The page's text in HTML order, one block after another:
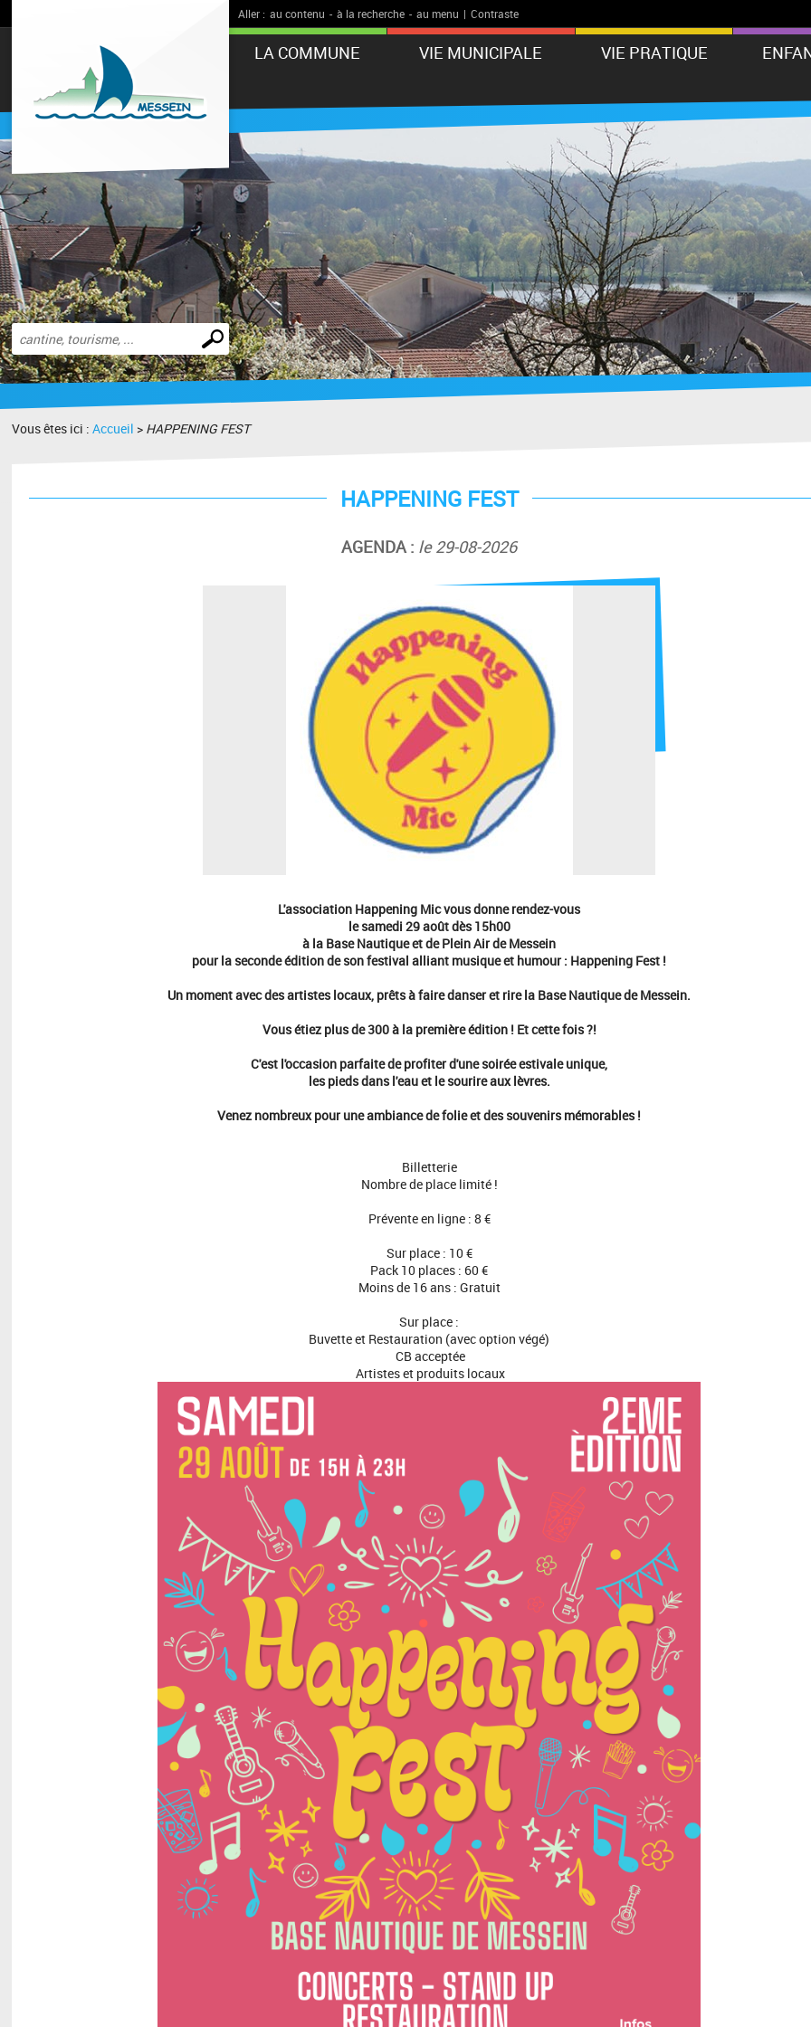
Aller : au contenu - à la recherche - au menu | Contraste
LA COMMUNE VIE MUNICIPALE VIE PRATIQUE
Effectuer
une
recherche
Vous êtes ici :Accueil > HAPPENING FEST
HAPPENING FEST
AGENDA : le 29-08-2026
L'association Happening Mic vous donne rendez-vous
le samedi 29 août dès 15h00
à la Base Nautique et de Plein Air de Messein
pour la seconde édition de son festival alliant musique et humour : Happening Fest !
Un moment avec des artistes locaux, prêts à faire danser et rire la Base Nautique de Messein.
Vous étiez plus de 300 à la première édition ! Et cette fois ?!
C'est l'occasion parfaite de profiter d'une soirée estivale unique,
les pieds dans l'eau et le sourire aux lèvres.
Venez nombreux pour une ambiance de folie et des souvenirs mémorables !
Billetterie
Nombre de place limité !
Prévente en ligne : 8 €
Sur place : 10 €
Pack 10 places : 60 €
Moins de 16 ans : Gratuit
Sur place :
Buvette et Restauration (avec option végé)
CB acceptée
Artistes et produits locaux